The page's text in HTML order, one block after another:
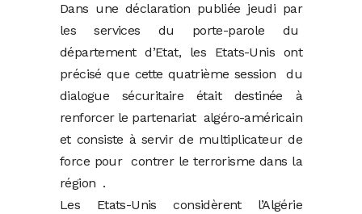
Dans une déclaration publiée jeudi par
les services du porte-parole du
département d’Etat, les Etats-Unis ont
précisé que cette quatrième session du
dialogue sécuritaire était destinée à
renforcer le partenariat algéro-américain
et consiste à servir de multiplicateur de
force pour contrer le terrorisme dans la
région .
Les Etats-Unis considèrent l’Algérie